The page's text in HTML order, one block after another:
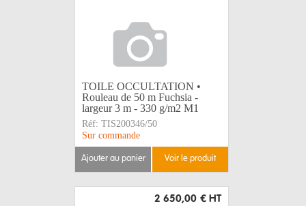
TOILE OCCULTATION •
Rouleau de 50 m Fuchsia -
largeur 3 m - 330 g/m2 M1
Réf: TIS200346/50
Sur commande
ajouter au panier voir le produit
2 650,00 € HT